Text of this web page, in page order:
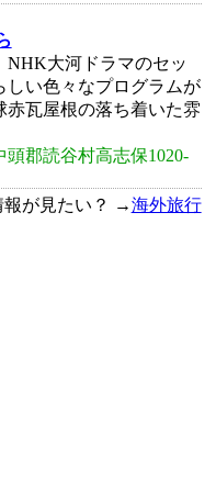
NHK大河ドラマのセッ
しい色々なプログラムが
赤瓦屋根の落ち着いた雰
頭郡読谷村高志保1020-
報が見たい？ →海外旅行